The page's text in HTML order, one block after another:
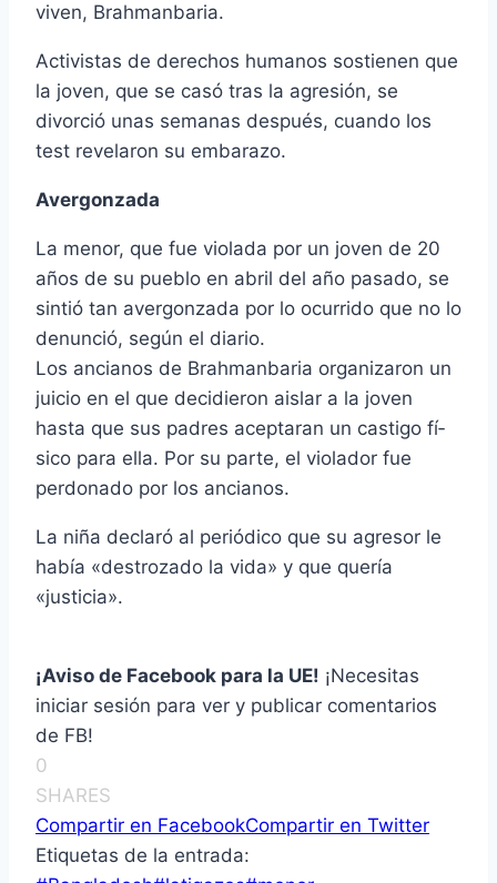
viven, Brahmanbaria.
Activistas de derechos humanos sostienen que
la joven, que se casó tras la agresión, se
divorció unas semanas después, cuando los
test revelaron su embarazo.
Avergonzada
La menor, que fue violada por un joven de 20
años de su pueblo en abril del año pasado, se
sintió tan avergonzada por lo ocurrido que no lo
denunció, según el diario.
Los ancianos de Brahmanbaria organizaron un
juicio en el que decidieron aislar a la joven
hasta que sus padres aceptaran un castigo fí­
sico para ella. Por su parte, el violador fue
perdonado por los ancianos.
La niña declaró al periódico que su agresor le
habí­a «destrozado la vida» y que querí­a
«justicia».
¡Aviso de Facebook para la UE! ¡Necesitas
iniciar sesión para ver y publicar comentarios
de FB!
0
SHARES
Compartir en FacebookCompartir en Twitter
Etiquetas de la entrada: